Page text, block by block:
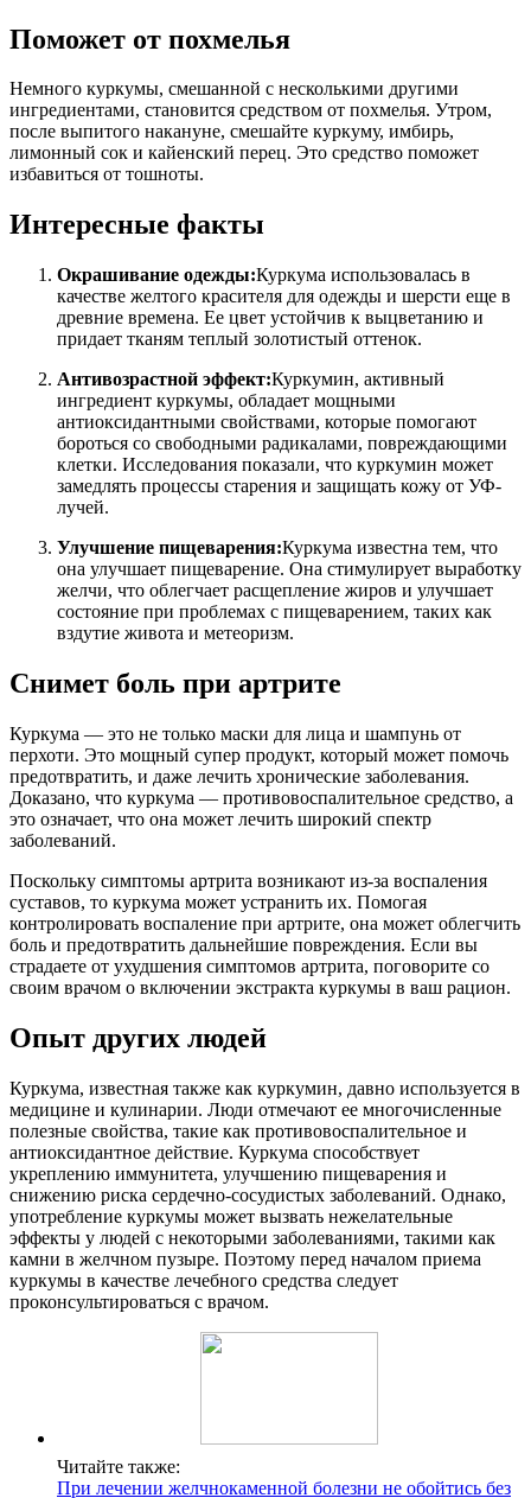
Поможет от похмелья
Немного куркумы, смешанной с несколькими другими
ингредиентами, становится средством от похмелья. Утром,
после выпитого накануне, смешайте куркуму, имбирь,
лимонный сок и кайенский перец. Это средство поможет
избавиться от тошноты.
Интересные факты
Окрашивание одежды:Куркума использовалась в
качестве желтого красителя для одежды и шерсти еще в
древние времена. Ее цвет устойчив к выцветанию и
придает тканям теплый золотистый оттенок.
Антивозрастной эффект:Куркумин, активный
ингредиент куркумы, обладает мощными
антиоксидантными свойствами, которые помогают
бороться со свободными радикалами, повреждающими
клетки. Исследования показали, что куркумин может
замедлять процессы старения и защищать кожу от УФ-
лучей.
Улучшение пищеварения:Куркума известна тем, что
она улучшает пищеварение. Она стимулирует выработку
желчи, что облегчает расщепление жиров и улучшает
состояние при проблемах с пищеварением, таких как
вздутие живота и метеоризм.
Снимет боль при артрите
Куркума — это не только маски для лица и шампунь от
перхоти. Это мощный супер продукт, который может помочь
предотвратить, и даже лечить хронические заболевания.
Доказано, что куркума — противовоспалительное средство, а
это означает, что она может лечить широкий спектр
заболеваний.
Поскольку симптомы артрита возникают из-за воспаления
суставов, то куркума может устранить их. Помогая
контролировать воспаление при артрите, она может облегчить
боль и предотвратить дальнейшие повреждения. Если вы
страдаете от ухудшения симптомов артрита, поговорите со
своим врачом о включении экстракта куркумы в ваш рацион.
Опыт других людей
Куркума, известная также как куркумин, давно используется в
медицине и кулинарии. Люди отмечают ее многочисленные
полезные свойства, такие как противовоспалительное и
антиоксидантное действие. Куркума способствует
укреплению иммунитета, улучшению пищеварения и
снижению риска сердечно-сосудистых заболеваний. Однако,
употребление куркумы может вызвать нежелательные
эффекты у людей с некоторыми заболеваниями, такими как
камни в желчном пузыре. Поэтому перед началом приема
куркумы в качестве лечебного средства следует
проконсультироваться с врачом.
Читайте также:
При лечении желчнокаменной болезни не обойтись без